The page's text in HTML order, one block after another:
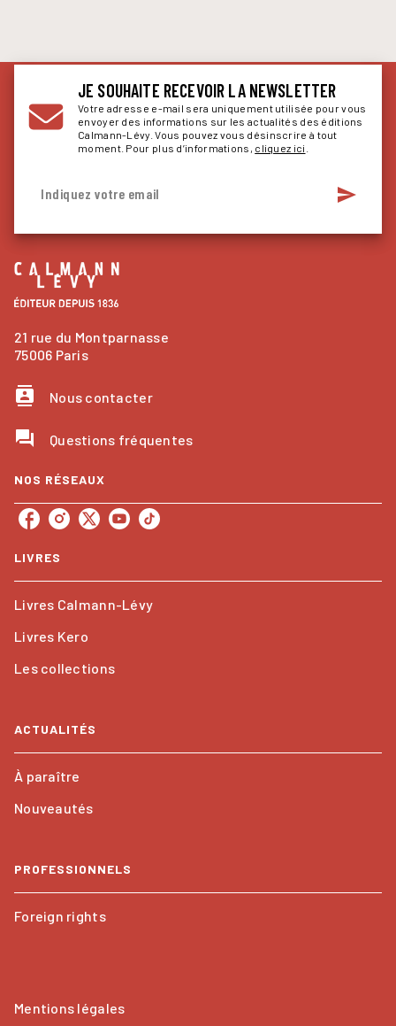
JE SOUHAITE RECEVOIR LA NEWSLETTER
Votre adresse e-mail sera uniquement utilisée pour vous
envoyer des informations sur les actualités des éditions
Calmann-Lévy. Vous pouvez vous désinscrire à tout
moment. Pour plus d’informations, cliquez ici
Indiquez votre email send
21 rue du Montparnasse
75006 Paris
contacts Nous contacter
question_answer Questions fréquentes
NOS RÉSEAUX
LIVRES
Livres Calmann-Lévy
Livres Kero
Les collections
ACTUALITÉS
À paraître
Nouveautés
PROFESSIONNELS
Foreign rights
Mentions légales